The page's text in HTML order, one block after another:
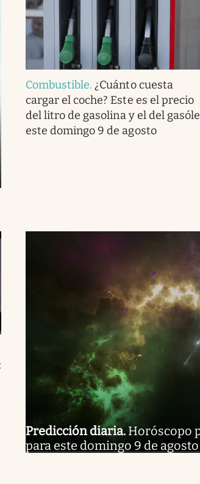
Combustible. ¿Cuánto cuesta
cargar el coche? Este es el precio
del litro de gasolina y el del
este domingo 9 de agosto
Predicción diaria. Horóscopo
para este domingo 9 de agosto